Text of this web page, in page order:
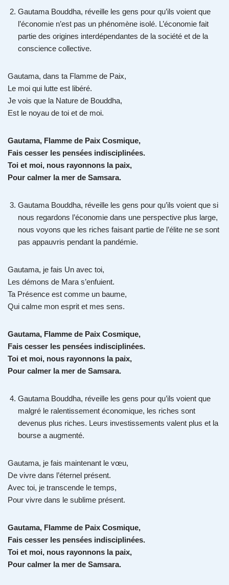
Gautama Bouddha, réveille les gens pour qu’ils voient que
l’économie n’est pas un phénomène isolé. L’économie fait
partie des origines interdépendantes de la société et de la
conscience collective.
Gautama, dans ta Flamme de Paix,
Le moi qui lutte est libéré.
Je vois que la Nature de Bouddha,
Est le noyau de toi et de moi.
Gautama, Flamme de Paix Cosmique,
Fais cesser les pensées indisciplinées.
Toi et moi, nous rayonnons la paix,
Pour calmer la mer de Samsara.
Gautama Bouddha, réveille les gens pour qu’ils voient que si
nous regardons l’économie dans une perspective plus large,
nous voyons que les riches faisant partie de l’élite ne se sont
pas appauvris pendant la pandémie.
Gautama, je fais Un avec toi,
Les démons de Mara s’enfuient.
Ta Présence est comme un baume,
Qui calme mon esprit et mes sens.
Gautama, Flamme de Paix Cosmique,
Fais cesser les pensées indisciplinées.
Toi et moi, nous rayonnons la paix,
Pour calmer la mer de Samsara.
Gautama Bouddha, réveille les gens pour qu’ils voient que
malgré le ralentissement économique, les riches sont
devenus plus riches. Leurs investissements valent plus et la
bourse a augmenté.
Gautama, je fais maintenant le vœu,
De vivre dans l’éternel présent.
Avec toi, je transcende le temps,
Pour vivre dans le sublime présent.
Gautama, Flamme de Paix Cosmique,
Fais cesser les pensées indisciplinées.
Toi et moi, nous rayonnons la paix,
Pour calmer la mer de Samsara.